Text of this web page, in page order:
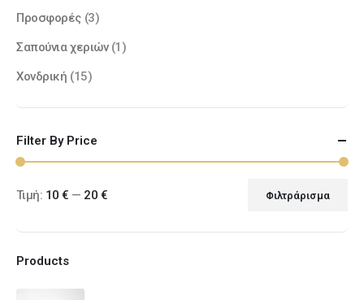
Προσφορές (3)
Σαπoύνια χεριών (1)
Χονδρική (15)
Filter By Price
Φιλτράρισμα
Τιμή: 10 € — 20 €
Products